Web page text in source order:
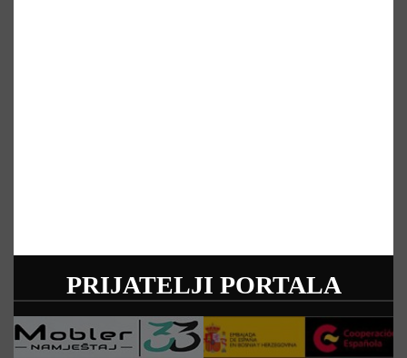
PRIJATELJI PORTALA